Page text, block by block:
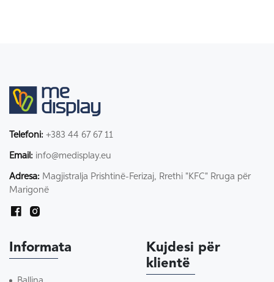
Telefoni: +383 44 67 67 11
Email: info@medisplay.eu
Adresa: Magjistralja Prishtinë-Ferizaj, Rrethi "KFC" Rruga për
Marigonë
Informata
Kujdesi për
klientë